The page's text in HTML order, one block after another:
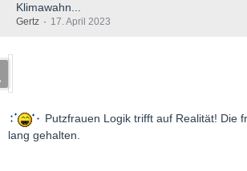
Klimawahn...
Gertz 17. April 2023
Putzfrauen Logik trifft auf Realität! Die
lang gehalten.